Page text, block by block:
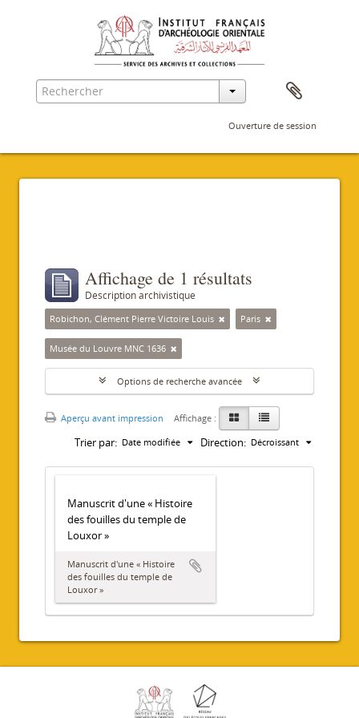
Ouverture de session
Affichage de 1 résultats
Description archivistique
Robichon, Clément Pierre Victoire Louis Paris
Musée du Louvre MNC 1636
Options de recherche avancée
Aperçu avant impression Affichage :
Trier par: Date modifiée Direction: Décroissant
Manuscrit d'une « Histoire
des fouilles du temple de
Louxor »
Manuscrit d'une « Histoire
des fouilles du temple de
Louxor »